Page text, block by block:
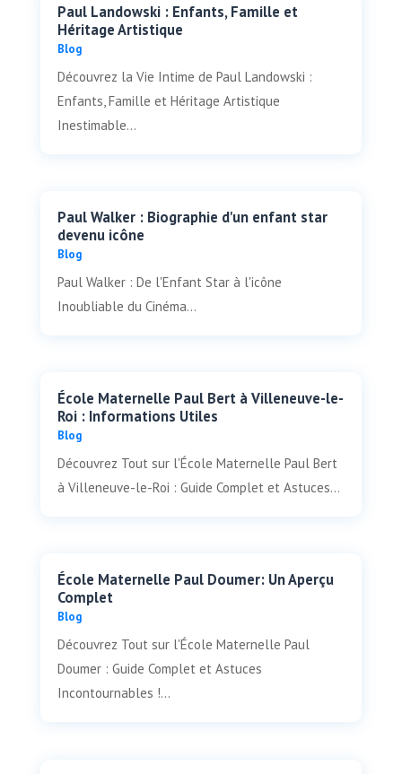
Paul Landowski : Enfants, Famille et
Héritage Artistique
Blog
Découvrez la Vie Intime de Paul Landowski :
Enfants, Famille et Héritage Artistique
Inestimable...
Paul Walker : Biographie d'un enfant star
devenu icône
Blog
Paul Walker : De l'Enfant Star à l'icône
Inoubliable du Cinéma...
École Maternelle Paul Bert à Villeneuve-le-
Roi : Informations Utiles
Blog
Découvrez Tout sur l'École Maternelle Paul Bert
à Villeneuve-le-Roi : Guide Complet et Astuces...
École Maternelle Paul Doumer: Un Aperçu
Complet
Blog
Découvrez Tout sur l'École Maternelle Paul
Doumer : Guide Complet et Astuces
Incontournables !...